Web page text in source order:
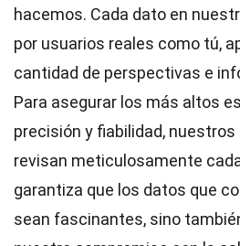
hacemos. Cada dato en
por usuarios reales como tú,
cantidad de perspectivas e
Para asegurar los más altos
precisión y fiabilidad,
revisan meticulosamente
garantiza que los datos que
sean fascinantes, sino